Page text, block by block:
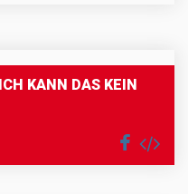
KANN DAS KEIN